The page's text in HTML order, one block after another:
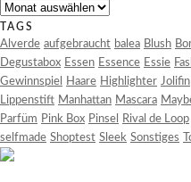
Archiv
TAGS
Alverde aufgebraucht balea Blush
Degustabox Essen Essence Essie
Gewinnspiel
Haare Highlighter Jolifin
Lippenstift Manhattan Mascara
Parfüm Pink Box Pinsel Rival de Loop
selfmade Shoptest Sleek Sonstiges